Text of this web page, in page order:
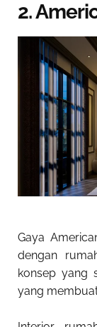
2.
Gaya
dengan
konsep yang
yang